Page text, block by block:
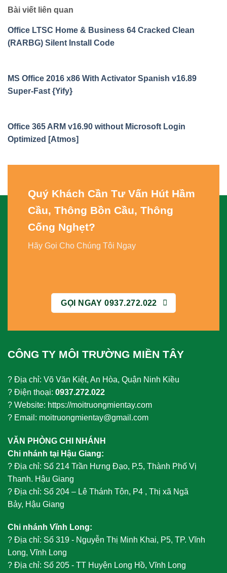
Bài viết liên quan
Office LTSC Home & Business 64 Cracked Clean
(RARBG) Silent Install Code
MS Office 2016 x86 With Activator Spanish v16.89
Super-Fast {Yify}
Office 365 ARM v16.90 without Microsoft Login
Optimized [Atmos]
Quý Khách Cần Tư Vấn Hút Hầm
Cầu, Thông Bồn Cầu, Thông
Cống Nghẹt?
Hãy Gọi Cho Chúng Tôi Ngay
GỌI NGAY 0937.272.022
CÔNG TY MÔI TRƯỜNG MIỀN TÂY
? Địa chỉ: Võ Văn Kiệt, An Hòa, Quận Ninh Kiều
? Điện thoại: 0937.272.022
? Website: https://moitruongmientay.com
? Email: moitruongmientay@gmail.com
VĂN PHÒNG CHI NHÁNH
Chi nhánh tại Hậu Giang:
? Địa chỉ: Số 214 Trần Hưng Đạo, P.5, Thành Phố Vị
Thanh. Hậu Giang
? Địa chỉ: Số 204 – Lê Thánh Tôn, P4 , Thị xã Ngã
Bảy, Hậu Giang
Chi nhánh Vĩnh Long:
? Địa chỉ: Số 319 - Nguyễn Thị Minh Khai, P5, TP. Vĩnh
Long, Vĩnh Long
? Địa chỉ: Số 205 - TT Huyện Long Hồ, Vĩnh Long